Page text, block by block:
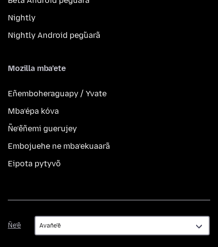
Nightly
Nightly Android peg̃uarã
Mozilla mba’ete
Eñemboheraguapy / Yvate
Mba’épa kóva
Ñe’ẽñemi guerujey
Embojuehe ne mba’ekuaarã
Eipota pytyvõ
Ñe’ẽ
Ñe’ẽ